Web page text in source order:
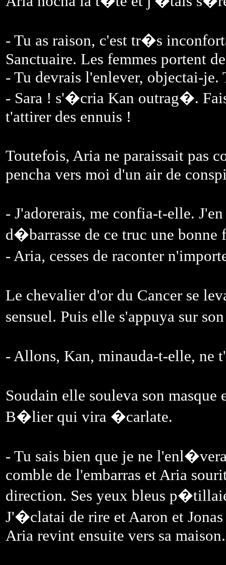
- Tu as raison, c'est tr�s
Sanctuaire. Les femmes portent
- Tu devrais l'enlever, objectai-je.
- Sara ! s'�cria Kan outrag�.
t'attirer des ennuis !
Toutefois, Aria ne paraissait pas
pencha vers moi d'un air de
- J'adorerais, me confia-t-elle.
d�barrasse de ce truc une bonne
- Aria, cesses de raconter
Le chevalier d'or du Cancer se
sensuel. Puis elle s'appuya sur
- Allons, Kan, minauda-t-elle,
Soudain elle souleva son
B�lier qui vira �carlate.
- Tu sais bien que je ne
comble de l'embarras et Aria
direction. Ses yeux bleus
J'�clatai de rire et Aaron et
Aria revint ensuite vers sa maison.